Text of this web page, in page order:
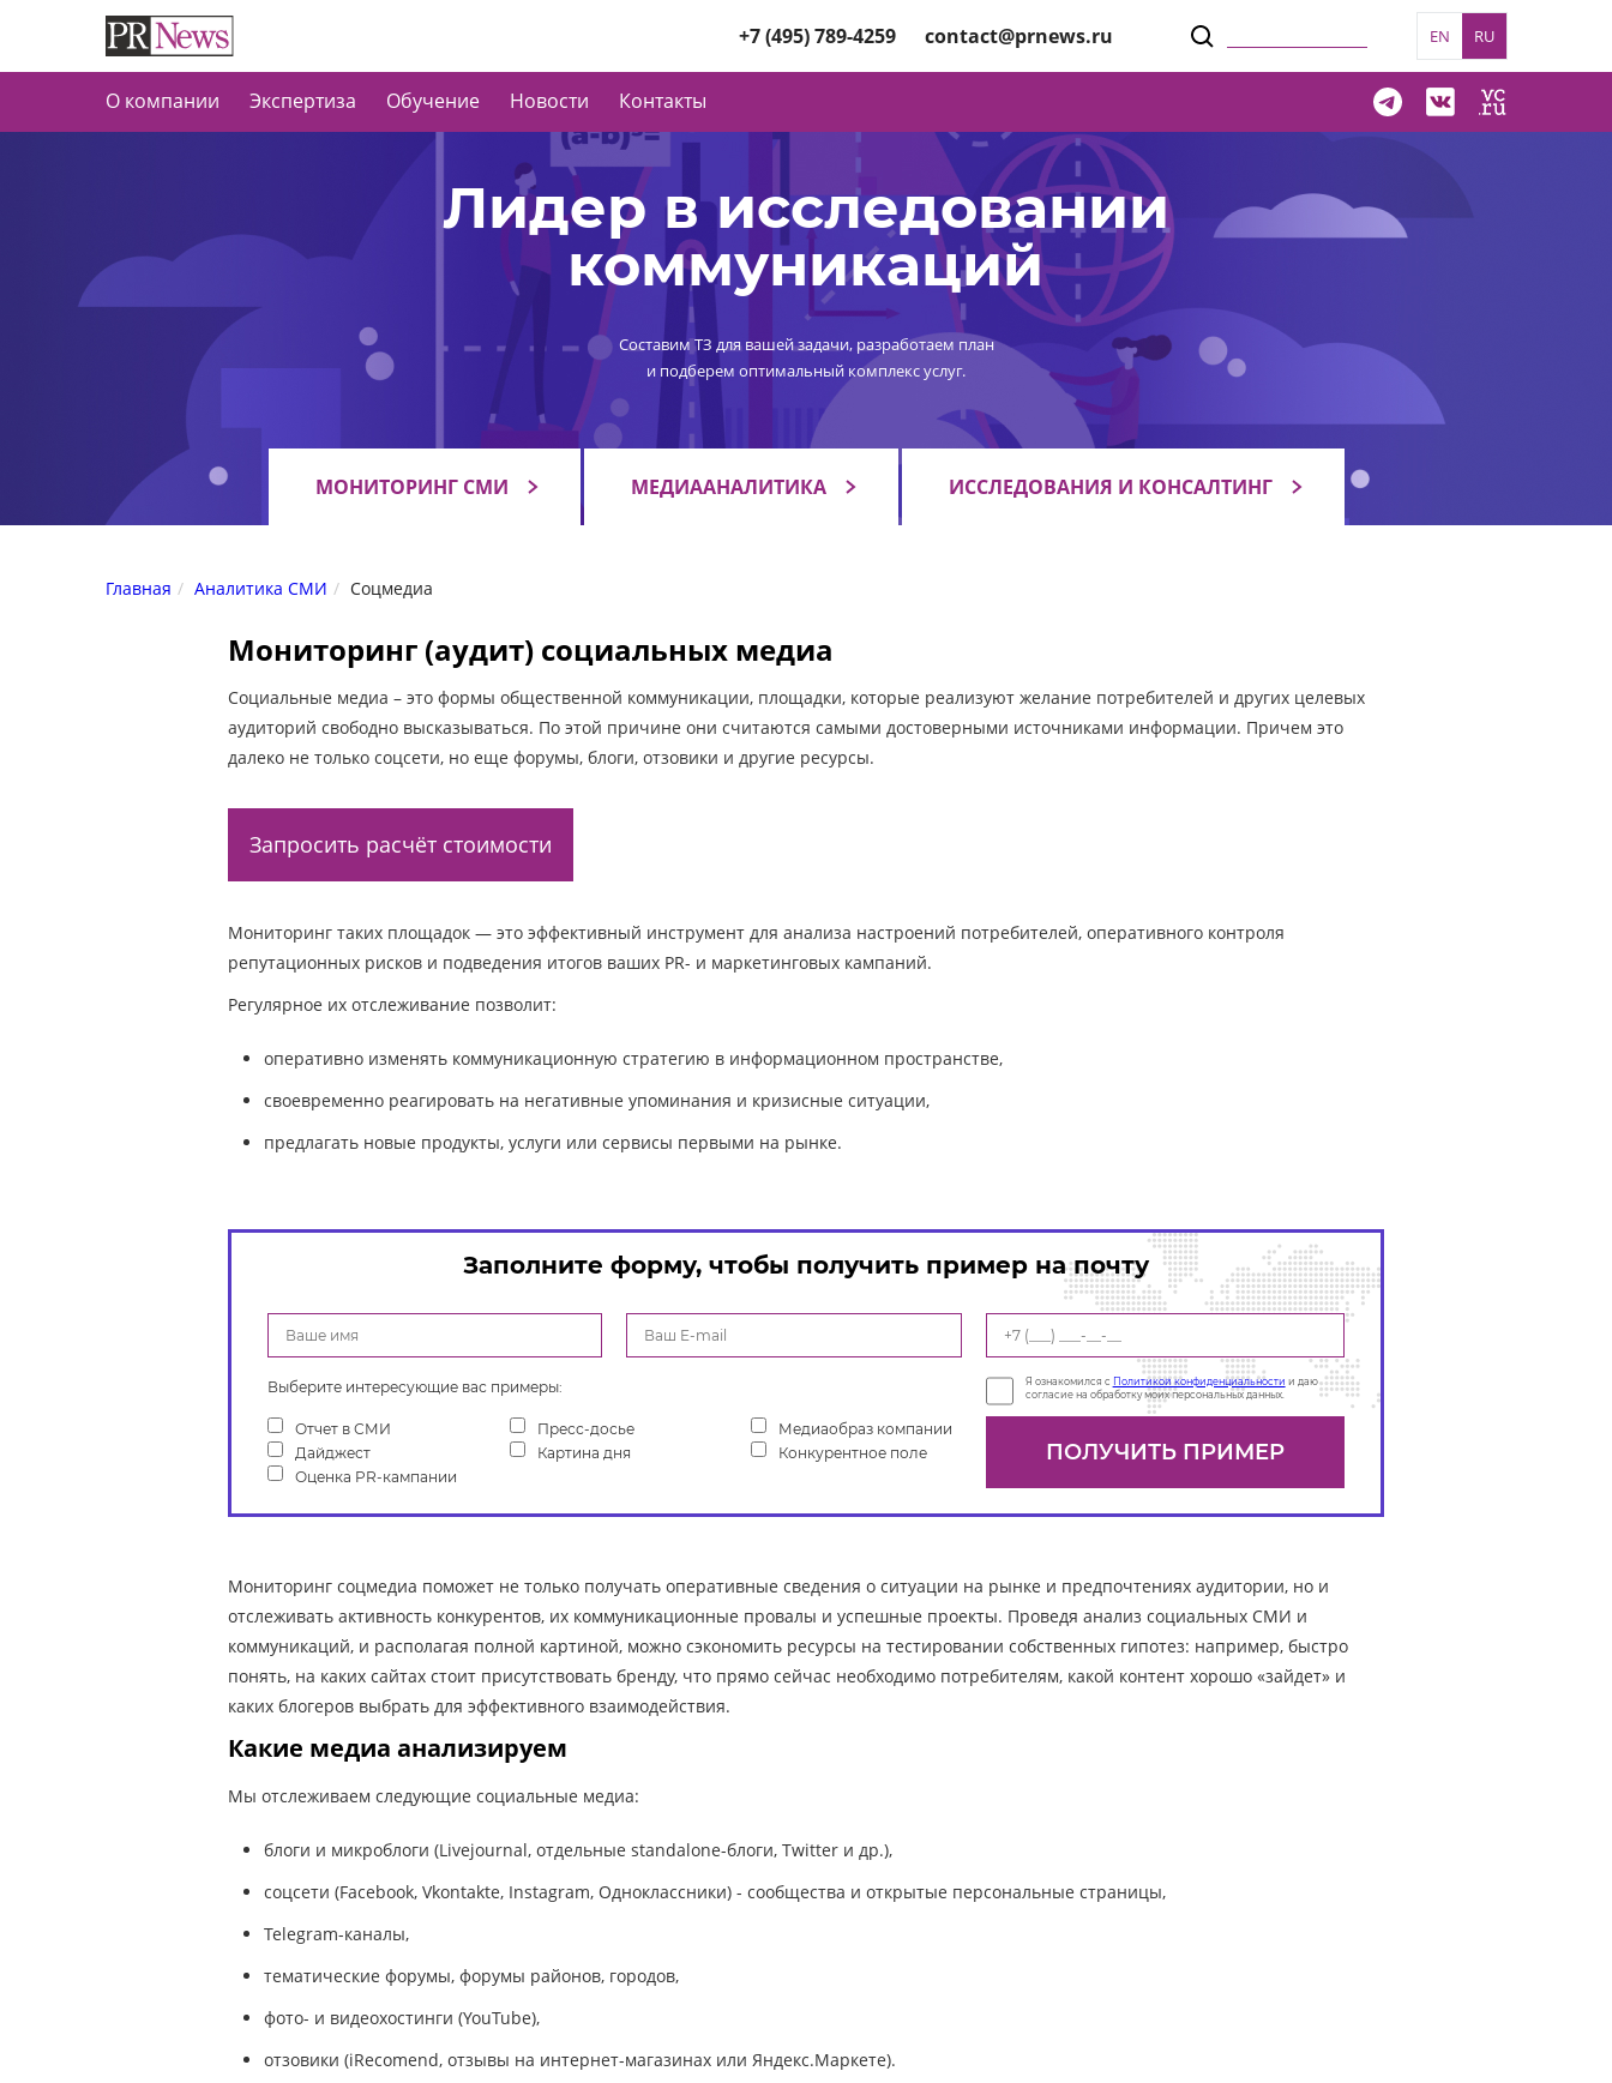
+7 (495) 789-4259 contact@prnews.ru EN RU
О компании Экспертиза Обучение Новости Контакты
Лидер в исследовании
коммуникаций
Составим ТЗ для вашей задачи, разработаем план
и подберем оптимальный комплекс услуг.
МОНИТОРИНГ СМИ МЕДИААНАЛИТИКА ИССЛЕДОВАНИЯ И КОНСАЛТИНГ
Главная Аналитика СМИ Соцмедиа
Мониторинг (аудит) социальных медиа
Социальные медиа – это формы общественной коммуникации, площадки, которые реализуют желание потребителей и других целевых
аудиторий свободно высказываться. По этой причине они считаются самыми достоверными источниками информации. Причем это
далеко не только соцсети, но еще форумы, блоги, отзовики и другие ресурсы.
Запросить расчёт стоимости
Мониторинг таких площадок — это эффективный инструмент для анализа настроений потребителей, оперативного контроля
репутационных рисков и подведения итогов ваших PR- и маркетинговых кампаний.
Регулярное их отслеживание позволит:
оперативно изменять коммуникационную стратегию в информационном пространстве,
своевременно реагировать на негативные упоминания и кризисные ситуации,
предлагать новые продукты, услуги или сервисы первыми на рынке.
Заполните форму, чтобы получить пример на почту
Выберите интересующие вас примеры:
Отчет в СМИ Пресс-досье
Медиаобраз компании
Дайджест
Картина дня
Конкурентное поле
Оценка PR-кампании
Я ознакомился с Политикой конфиденциальности и даю
согласие на обработку моих персональных данных.
Мониторинг соцмедиа поможет не только получать оперативные сведения о ситуации на рынке и предпочтениях аудитории, но и
отслеживать активность конкурентов, их коммуникационные провалы и успешные проекты. Проведя анализ социальных СМИ и
коммуникаций, и располагая полной картиной, можно сэкономить ресурсы на тестировании собственных гипотез: например, быстро
понять, на каких сайтах стоит присутствовать бренду, что прямо сейчас необходимо потребителям, какой контент хорошо «зайдет» и
каких блогеров выбрать для эффективного взаимодействия.
Какие медиа анализируем
Мы отслеживаем следующие социальные медиа:
блоги и микроблоги (Livejournal, отдельные standalone-блоги, Twitter и др.),
соцсети (Facebook, Vkontakte, Instagram, Одноклассники) - сообщества и открытые персональные страницы,
Telegram-каналы,
тематические форумы, форумы районов, городов,
фото- и видеохостинги (YouTube),
отзовики (iRecomend, отзывы на интернет-магазинах или Яндекс.Маркете).